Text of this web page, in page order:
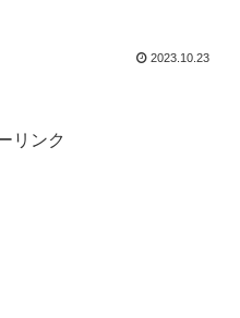
2023.10.23
リンク